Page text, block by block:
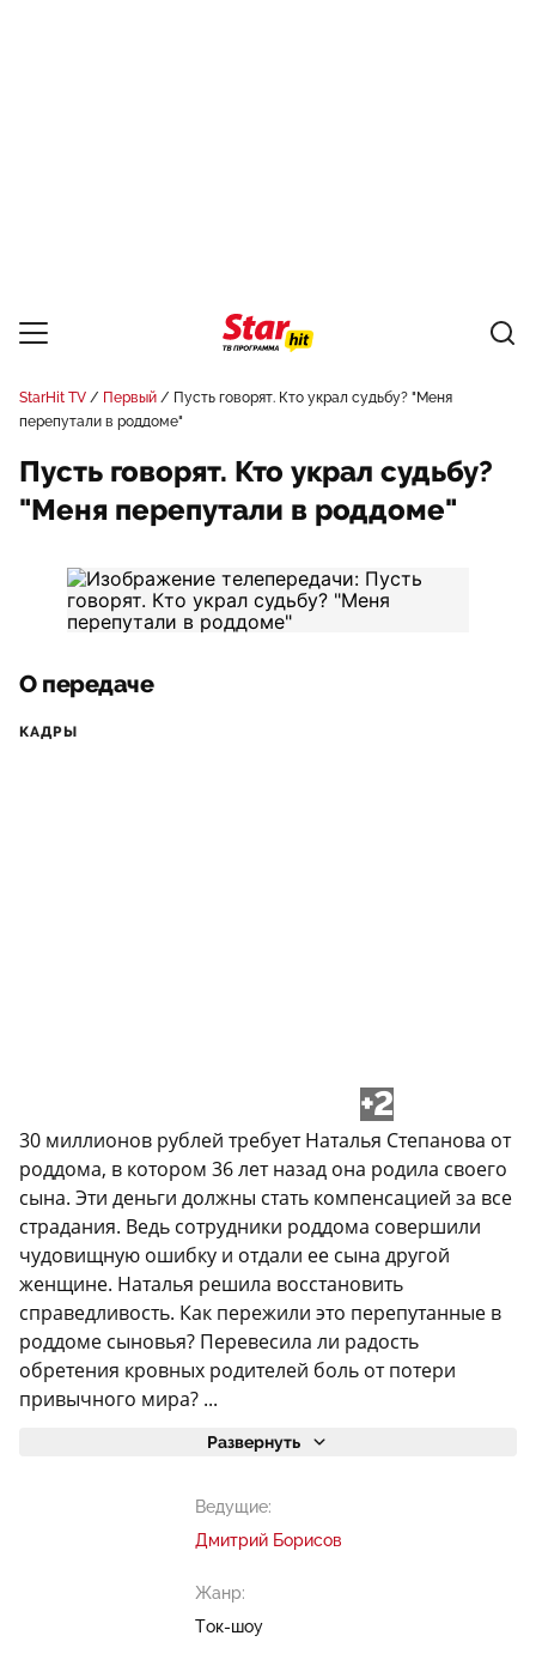
StarHit TV Первый
Пусть говорят. Кто украл судьбу? "Меня
перепутали в роддоме"
Пусть говорят. Кто украл судьбу?
"Меня перепутали в роддоме"
О передаче
КАДРЫ
+2
30 миллионов рублей требует Наталья Степанова от
роддома, в котором 36 лет назад она родила своего
сына. Эти деньги должны стать компенсацией за все
страдания. Ведь сотрудники роддома совершили
чудовищную ошибку и отдали ее сына другой
женщине. Наталья решила восстановить
справедливость. Как пережили это перепутанные в
роддоме сыновья? Перевесила ли радость
обретения кровных родителей боль от потери
привычного мира? ...
Развернуть
Ведущие:
Дмитрий Борисов
Жанр:
Ток-шоу